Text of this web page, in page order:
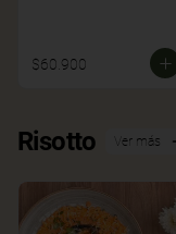
$60.900
Risotto Ver más